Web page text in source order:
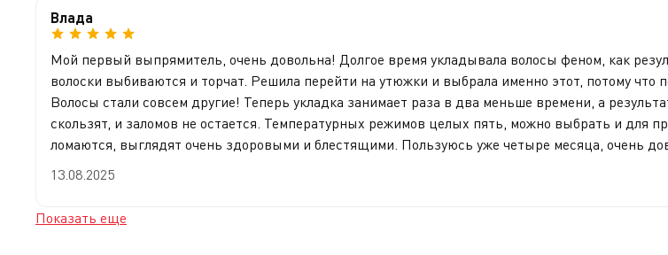
Влада
Мой первый выпрямитель, очень довольна! Долгое время укладывала волосы феном, как
волоски выбиваются и торчат. Решила перейти на утюжки и выбрала именно этот, потому что
Волосы стали совсем другие! Теперь укладка занимает раза в два меньше времени, а
скользят, и заломов не остается. Температурных режимов целых пять, можно выбрать и для
ломаются, выглядят очень здоровыми и блестящими. Пользуюсь уже четыре месяца, очень
13.08.2025
Показать еще